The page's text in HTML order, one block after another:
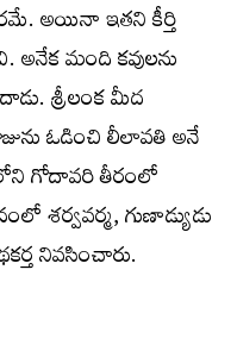
అయినా ఇతని కీర్తి
మంది కవులను
శ్రీలంక మీద
ఓడించి లీలావతి అనే
గోదావరి తీరంలో
శర్వవర్మ, గుణాడ్యుడు
నివసించారు.